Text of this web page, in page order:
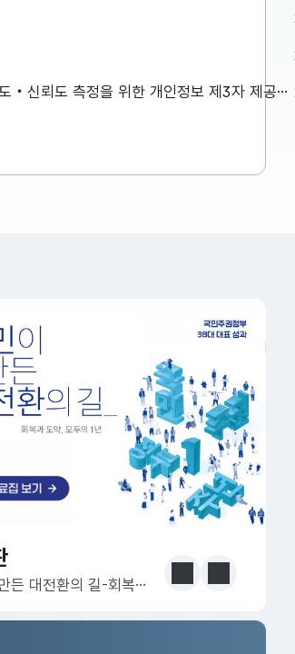
계층 생활환경을 점검하였습니다. 보
「2026년 민원서비스 종합평가」 고충민원 만족도‧신뢰도 측정을 위한 개인정보 제3자 제공사항 공고
기 국민이 만든 대전환의 길-회복과 도약, 모두의 1년 이전 다음